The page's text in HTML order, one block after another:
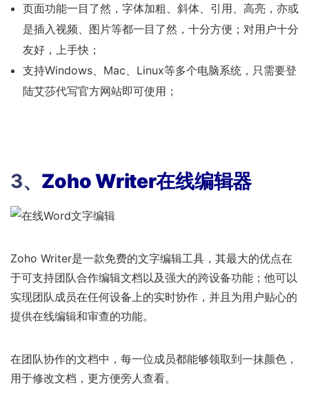
页面功能一目了然，字体加粗、斜体、引用、高亮，亦或
是插入视频、图片等都一目了然，十分方便；对用户十分
友好，上手快；
支持Windows、Mac、Linux等多个电脑系统，只需要登
陆艾莎代写官方网站即可使用；
3、 Zoho Writer在线编辑器
Zoho Writer是一款免费的文字编辑工具，其最大的优点在
于可支持团队合作编辑文档以及强大的跨设备功能；他可以
实现团队成员在任何设备上的实时协作，并且为用户贴心的
提供在线编辑和审查的功能。
在团队协作的文档中，每一位成员都能够领取到一抹颜色，
用于修改文档，更方便旁人查看。